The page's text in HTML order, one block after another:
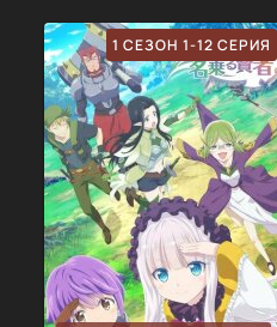
1 СЕЗОН 1-12 СЕРИЯ